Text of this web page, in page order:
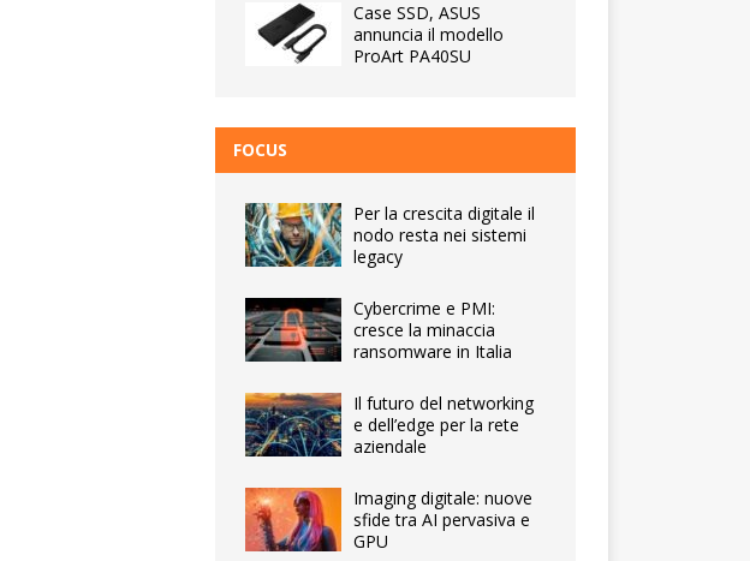
Case SSD, ASUS
annuncia il modello
ProArt PA40SU
FOCUS
Per la crescita digitale il
nodo resta nei sistemi
legacy
Cybercrime e PMI:
cresce la minaccia
ransomware in Italia
Il futuro del networking
e dell’edge per la rete
aziendale
Imaging digitale: nuove
sfide tra AI pervasiva e
GPU